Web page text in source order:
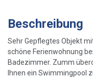
Beschreibung
Sehr Gepflegtes Objekt
schöne Ferienwohnung
Badezimmer. Zumm
Ihnen ein Swimmingpool